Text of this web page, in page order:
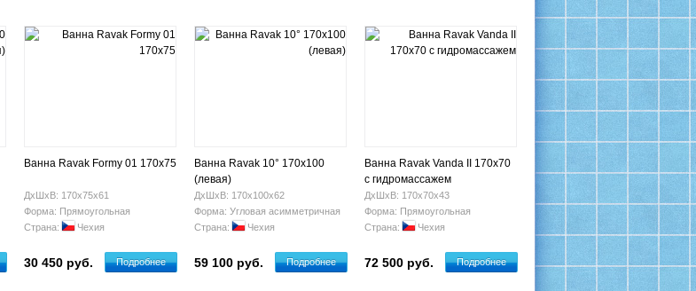
Ванна Ravak Formy 01 170x75
ДхШхВ: 170х75х61
Форма: Прямоугольная
Страна:
Чехия
30 450 руб. Подробнее
Ванна Ravak 10° 170х100
(левая)
ДхШхВ: 170х100х62
Форма: Угловая асимметричная
Страна:
Чехия
59 100 руб. Подробнее
Ванна Ravak Vanda II 170x70
с гидромассажем
ДхШхВ: 170х70х43
Форма: Прямоугольная
Страна:
Чехия
72 500 руб. Подробнее